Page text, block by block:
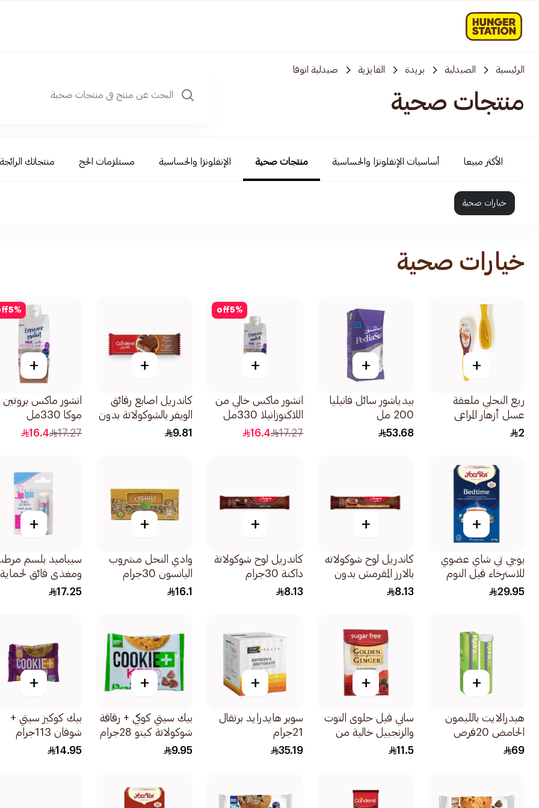
الرئيسية الصيدلية بريدة الفايزية صيدلية انوفا
منتجات صحية
الأكثر مبيعا أساسيات الإنفلونزا والحساسية منتجات صحية الإنفلونزا والحساسية مستلزمات الحج منتجاتك الرائجة
خيارات صحية
خيارات صحية
+
ريع النحلي ملعقة
عسل أزهار المراعي
الطبيعية 7جرام
2
+
بيدياشور سائل فانيليا
200 مل
53.68
5%
off
+
انشور ماكس خالي من
اللاكتوزانيلا 330مل
17.27
16.4
+
كاندريل اصابع رقائق
الويفر بالشوكولاتة بدون
سكر مضاف 21.5جرام
9.81
5%
+
انشور ماكس بروتين
موكا 330مل
17.27
16.4
+
يوجي تي شاي عضوي
للاسترخاء قبل النوم
17كيس
29.95
+
كاندريل لوح شوكولاته
بالارز المقرمش بدون
سكر مضاف 27جرام
8.13
+
كاندريل لوح شوكولاتة
داكنة 30جرام
8.13
+
وادي النحل مشروب
اليانسون 30جرام
16.1
+
سيباميد بلسم
ومغذي فائق لحماية
شفاه الأطفال والرضع
17.25
+
هيدرالايت بالليمون
الحامض 20قرص
69
+
ساني فيل حلوى التوت
والزنجبيل خالية من
السكر 45جرام
11.5
+
سوبر هايدرايد برتقال
21جرام
35.19
+
بيك سيتي كوكي + رقاقة
شوكولاتة كيتو 28جرام
9.95
+
بيك كوكيز سيتي +
شوفان 113جرام
14.95